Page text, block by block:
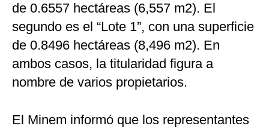
de 0.6557 hectáreas (6,557 m2). El
segundo es el “Lote 1”, con una superficie
de 0.8496 hectáreas (8,496 m2). En
ambos casos, la titularidad figura a
nombre de varios propietarios.
El Minem informó que los representantes